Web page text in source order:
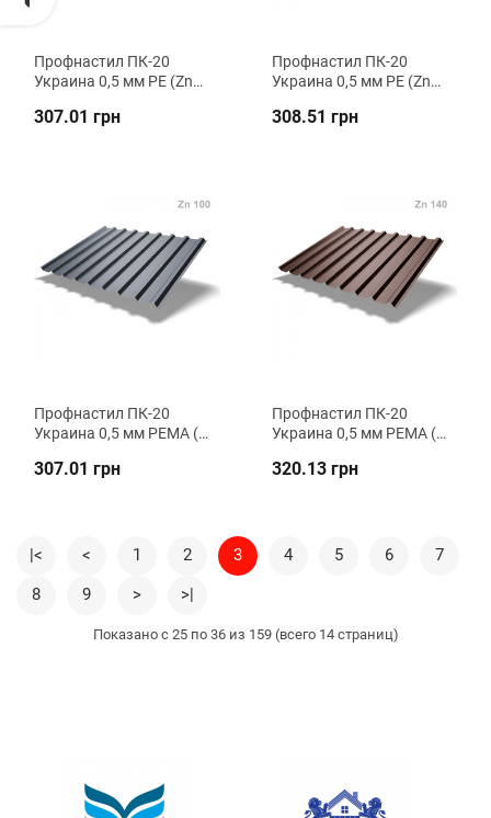
Профнастил ПК-20
Украина 0,5 мм РЕ (Zn
Металика
307.01 грн
Профнастил ПК-20
Украина 0,5 мм РЕ (Zn
Металика
308.51 грн
Профнастил ПК-20
Украина 0,5 мм РЕMA (Zn
Металика
307.01 грн
Профнастил ПК-20
Украина 0,5 мм РЕMA (Zn
Металика
320.13 грн
|< < 1 2 3 4 5 6
7
8
9 > >|
Показано с 25 по 36 из 159 (всего 14 страниц)